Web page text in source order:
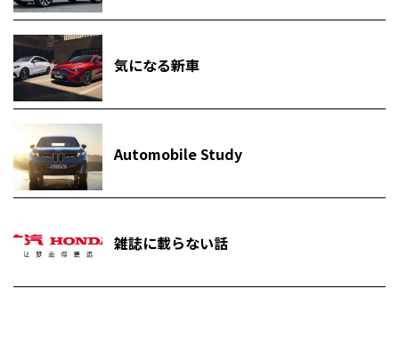
気になる新車
Automobile Study
雑誌に載らない話